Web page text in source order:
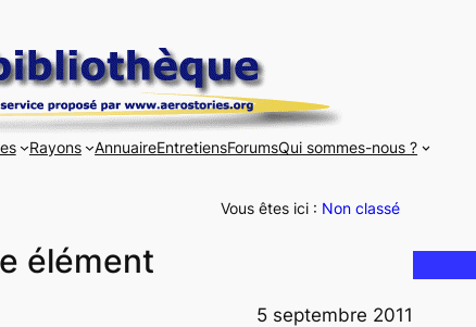
Rayons AnnuaireEntretiensForumsQui sommes-nous ?
Vous êtes ici : Non classé
élément
5 septembre 2011